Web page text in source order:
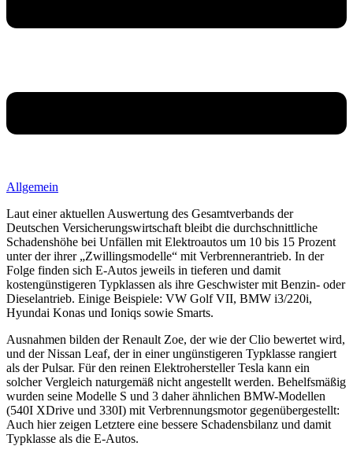
Allgemein
Laut einer aktuellen Auswertung des Gesamtverbands der
Deutschen Versicherungswirtschaft bleibt die durchschnittliche
Schadenshöhe bei Unfällen mit Elektroautos um 10 bis 15 Prozent
unter der ihrer „Zwillingsmodelle“ mit Verbrennerantrieb. In der
Folge finden sich E-Autos jeweils in tieferen und damit
kostengünstigeren Typklassen als ihre Geschwister mit Benzin- oder
Dieselantrieb. Einige Beispiele: VW Golf VII, BMW i3/220i,
Hyundai Konas und Ioniqs sowie Smarts.
Ausnahmen bilden der Renault Zoe, der wie der Clio bewertet wird,
und der Nissan Leaf, der in einer ungünstigeren Typklasse rangiert
als der Pulsar. Für den reinen Elektrohersteller Tesla kann ein
solcher Vergleich naturgemäß nicht angestellt werden. Behelfsmäßig
wurden seine Modelle S und 3 daher ähnlichen BMW-Modellen
(540I XDrive und 330I) mit Verbrennungsmotor gegenübergestellt:
Auch hier zeigen Letztere eine bessere Schadensbilanz und damit
Typklasse als die E-Autos.